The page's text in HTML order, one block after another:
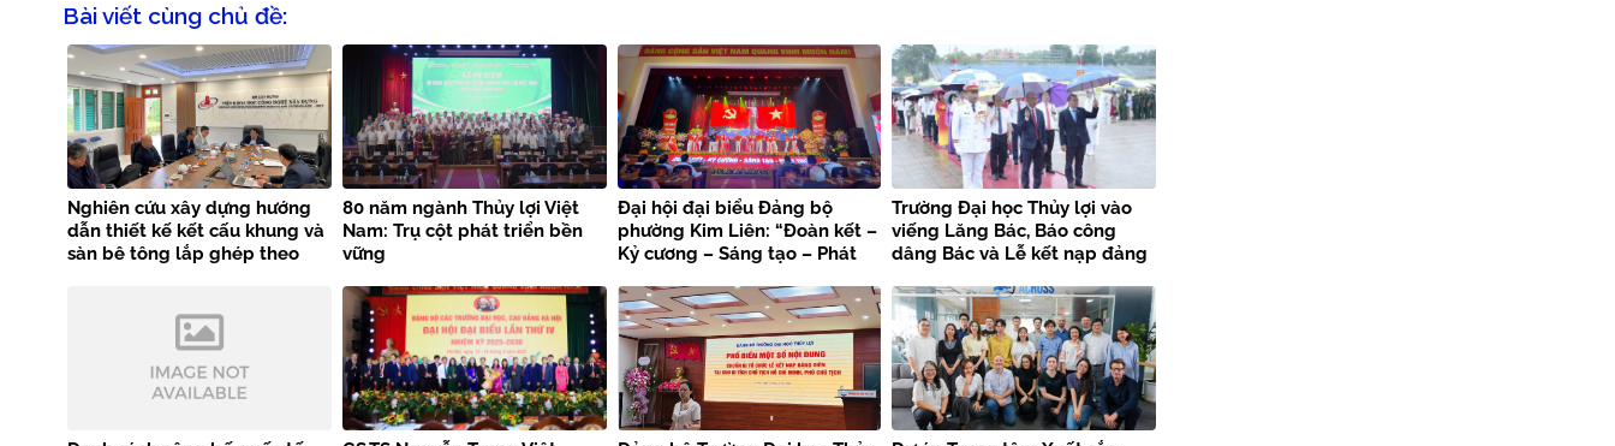
Bài viết cùng chủ đề:
Nghiên cứu xây dựng hướng
dẫn thiết kế kết cấu khung và
sàn bê tông lắp ghép theo
80 năm ngành Thủy lợi Việt
Nam: Trụ cột phát triển bền
vững
Đại hội đại biểu Đảng bộ
phường Kim Liên: “Đoàn kết –
Kỷ cương – Sáng tạo – Phát
Trường Đại học Thủy lợi vào
viếng Lăng Bác, Báo công
dâng Bác và Lễ kết nạp đảng
kiện trọng đại